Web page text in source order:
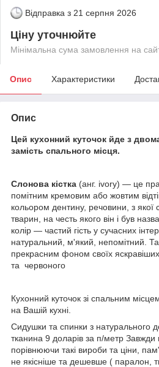
Відправка з 21 серпня 2026
Ціну уточнюйте
Мінімальна сума замовлення на
Опис Характеристики
Опис
Цей кухонний куточок йде з
замість спального місця.
Слонова кістка (анг. ivory) — це
помітним кремовим або жовтим
кольором дентину, речовини, з якої
тварин, на честь якого він і був
колір — частий гість у сучасних
натуральний, м'який, непомітний.
прекрасним фоном своїх
та червоного
Кухонний куточок зі спальним
на Вашій кухні.
Сидушки та спинки з натурального
тканина 9 доларів за п/метр
порівнюючи такі вироби та ціни,
не якісніше та дешевше ( паралон,